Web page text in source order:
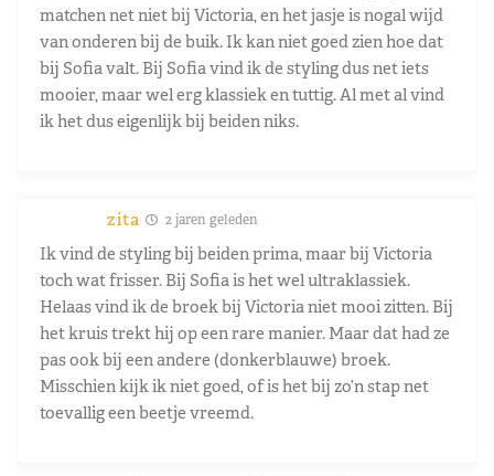
matchen net niet bij Victoria, en het jasje is nogal wijd
van onderen bij de buik. Ik kan niet goed zien hoe dat
bij Sofia valt. Bij Sofia vind ik de styling dus net iets
mooier, maar wel erg klassiek en tuttig. Al met al vind
ik het dus eigenlijk bij beiden niks.
zita 2 jaren geleden
Ik vind de styling bij beiden prima, maar bij Victoria
toch wat frisser. Bij Sofia is het wel ultraklassiek.
Helaas vind ik de broek bij Victoria niet mooi zitten. Bij
het kruis trekt hij op een rare manier. Maar dat had ze
pas ook bij een andere (donkerblauwe) broek.
Misschien kijk ik niet goed, of is het bij zo’n stap net
toevallig een beetje vreemd.